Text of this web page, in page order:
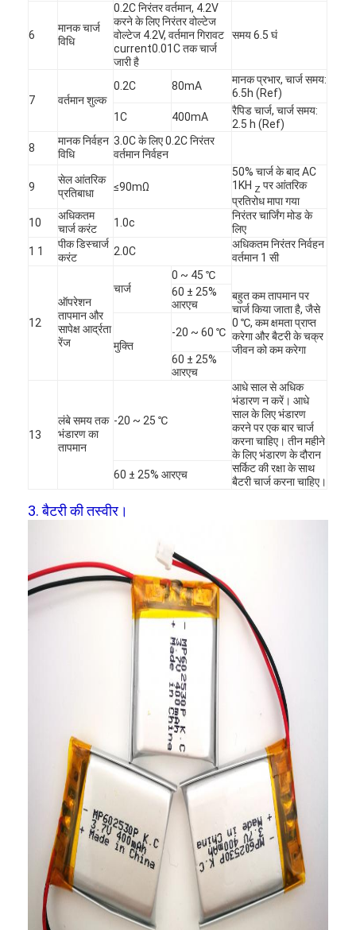
उत्पादों
हमारे बारे में
कारखाना भ्रमण
संपर्क करें
समाचार
लिथियम LiFePO4 बैटरी
लिथियम आयन रिचार्जेबल बैटरी
लिथियम पॉलिमर बैटरी
एच बैटरी
एनआईसीडी रिचार्जेबल बैटरी
लिथियम आयन बैटरी पैक
रिचार्जेबल फ्लैशलाइट बैटरी
आपातकालीन प्रकाश बैटरी
ली Mno2 बैटरी
ली Socl2 बैटरी
6
मानक चार्ज
विधि
0.2C निरंतर वर्तमान, 4.2V
करने के लिए निरंतर वोल्टेज
वोल्टेज 4.2V, वर्तमान गिरावट
current0.01C तक चार्ज
जारी है
समय 6.5 घं
7 वर्तमान शुल्क
0.2C 80mA
मानक प्रभार, चार्ज समय:
6.5h (Ref)
1C
400mA
रैपिड चार्ज, चार्ज समय:
2.5 h (Ref)
8
मानक निर्वहन
विधि
3.0C के लिए 0.2C निरंतर
वर्तमान निर्वहन
9
सेल आंतरिक
प्रतिबाधा
≤90mΩ
50% चार्ज के बाद AC
1KH Z पर आंतरिक
प्रतिरोध मापा गया
10
अधिकतम
चार्ज करंट
1.0c
निरंतर चार्जिंग मोड के
लिए
1 1
पीक डिस्चार्ज
करंट
2.0C
अधिकतम निरंतर निर्वहन
वर्तमान 1 सी
12
ऑपरेशन
तापमान और
सापेक्ष आर्द्रता
रेंज
चार्ज
0 ~ 45 ℃
बहुत कम तापमान पर
चार्ज किया जाता है, जैसे
0 ℃, कम क्षमता प्राप्त
करेगा और बैटरी के चक्र
जीवन को कम करेगा
60 ± 25%
आरएच
मुक्ति
-20 ~ 60 ℃
60 ± 25%
आरएच
13
लंबे समय तक
भंडारण का
तापमान
-20 ~ 25 ℃
आधे साल से अधिक
भंडारण न करें। आधे
साल के लिए भंडारण
करने पर एक बार चार्ज
करना चाहिए। तीन महीने
के लिए भंडारण के दौरान
सर्किट की रक्षा के साथ
बैटरी चार्ज करना चाहिए।
60 ± 25% आरएच
3. बैटरी की तस्वीर।